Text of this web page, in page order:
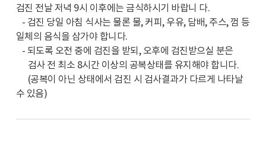
검진 전날 저녁 9시 이후에는 금식하시기 바랍니 다.
- 검진 당일 아침 식사는 물론 물, 커피, 우유, 담배, 주스, 껌 등
일체의 음식을 삼가야 합니다.
- 되도록 오전 중에 검진을 받되, 오후에 검진받으실 분은
검사 전 최소 8시간 이상의 공복상태를 유지해야 합니다.
(공복이 아닌 상태에서 검진 시 검사결과가 다르게 나타날
수 있음)